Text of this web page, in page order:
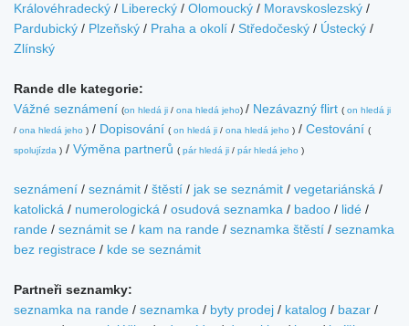
Královéhradecký / Liberecký / Olomoucký / Moravskoslezský /
Pardubický / Plzeňský / Praha a okolí / Středočeský / Ústecký /
Zlínský
Rande dle kategorie:
Vážné seznámení (on hledá ji / ona hledá jeho) / Nezávazný flirt ( on hledá ji
/ ona hledá jeho ) / Dopisování ( on hledá ji / ona hledá jeho ) / Cestování (
spolujízda ) / Výměna partnerů ( pár hledá ji / pár hledá jeho )
seznámení / seznámit / štěstí / jak se seznámit / vegetariánská /
katolická / numerologická / osudová seznamka / badoo / lidé /
rande / seznámit se / kam na rande / seznamka štěstí / seznamka
bez registrace / kde se seznámit
Partneři seznamky:
seznamka na rande / seznamka / byty prodej / katalog / bazar /